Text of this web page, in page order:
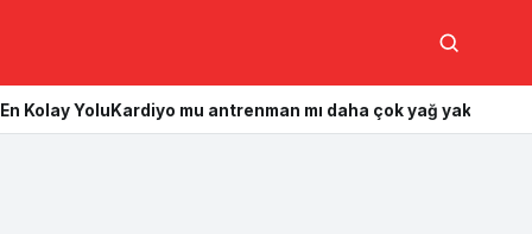
Ara
mu antrenman mı daha çok yağ yakar? Hangisi daha